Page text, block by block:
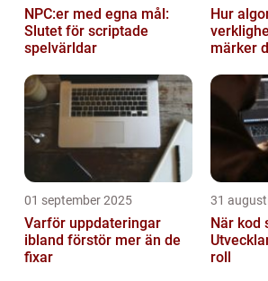
NPC:er med egna mål:
Slutet för scriptade
spelvärldar
Hur
märker
01 september 2025
Varför uppdateringar
ibland förstör mer än de
fixar
31
När kod
roll